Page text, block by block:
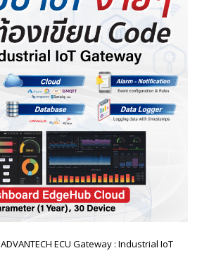
ADVANTECH ECU Gateway : Industrial IoT